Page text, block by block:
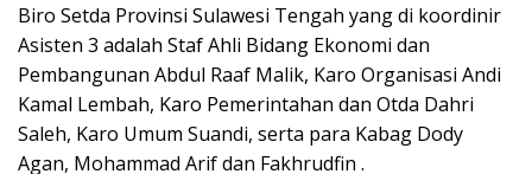
Biro Setda Provinsi Sulawesi Tengah yang di koordinir
Asisten 3 adalah Staf Ahli Bidang Ekonomi dan
Pembangunan Abdul Raaf Malik, Karo Organisasi Andi
Kamal Lembah, Karo Pemerintahan dan Otda Dahri
Saleh, Karo Umum Suandi, serta para Kabag Dody
Agan, Mohammad Arif dan Fakhrudfin .